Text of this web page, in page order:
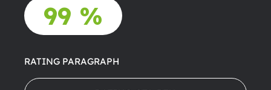
99 %
RATING PARAGRAPH